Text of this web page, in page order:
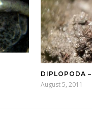
DIPLOPODA –
August 5, 2011